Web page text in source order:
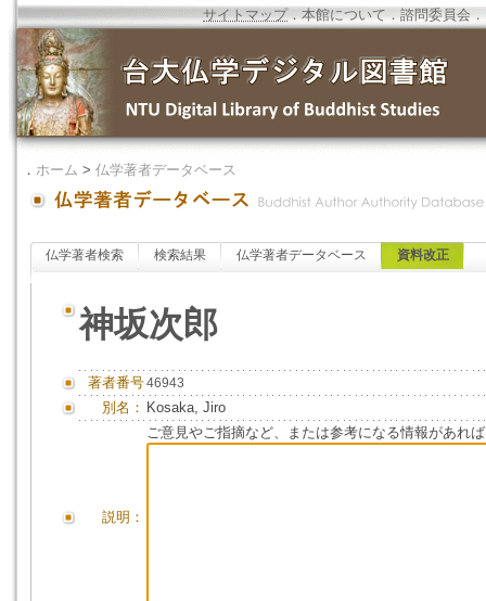
サイトマップ．本館について ．諮問委員会 ．
． ホーム > 仏学著者データベース
仏学著者検索 検索結果 仏学著者データベース 資料改正
神坂次郎
著者番号46943
別名： Kosaka, Jiro
説明：
ご意見やご指摘など、または参考になる情報があれ